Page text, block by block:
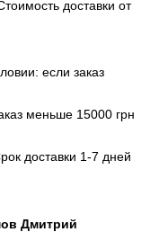
доставки от
если заказ
меньше 15000 грн
доставки 1-7 дней
Дмитрий